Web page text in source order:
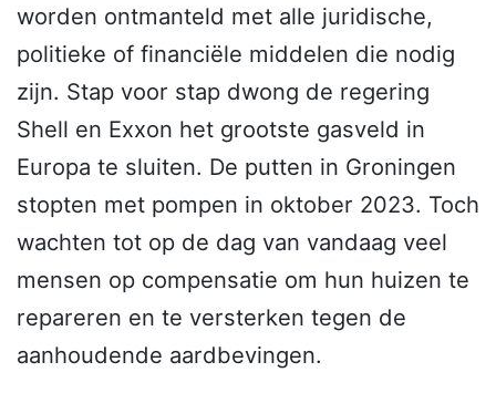
worden ontmanteld met alle juridische,
politieke of financiële middelen die nodig
zijn. Stap voor stap dwong de regering
Shell en Exxon het grootste gasveld in
Europa te sluiten. De putten in Groningen
stopten met pompen in oktober 2023. Toch
wachten tot op de dag van vandaag veel
mensen op compensatie om hun huizen te
repareren en te versterken tegen de
aanhoudende aardbevingen.